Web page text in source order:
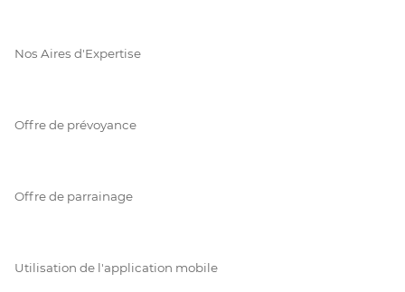
Nos Aires d'Expertise
Offre de prévoyance
Offre de parrainage
Utilisation de l'application mobile